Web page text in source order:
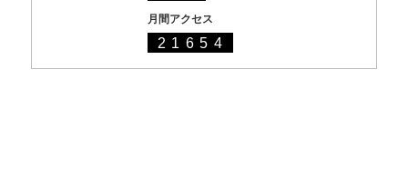
月間アクセス
21654